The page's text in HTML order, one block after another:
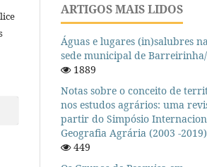
ARTIGOS MAIS LIDOS
Águas e lugares (in)salubres
sede municipal de
1889
Notas sobre o conceito de
nos estudos agrários: uma
partir do Simpósio
Geografia Agrária (2003 -2019)
449